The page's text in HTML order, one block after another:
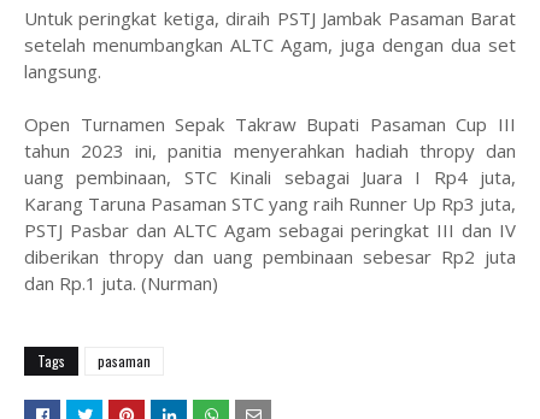
Untuk peringkat ketiga, diraih PSTJ Jambak Pasaman Barat
setelah menumbangkan ALTC Agam, juga dengan dua set
langsung.
Open Turnamen Sepak Takraw Bupati Pasaman Cup III
tahun 2023 ini, panitia menyerahkan hadiah thropy dan
uang pembinaan, STC Kinali sebagai Juara I Rp4 juta,
Karang Taruna Pasaman STC yang raih Runner Up Rp3 juta,
PSTJ Pasbar dan ALTC Agam sebagai peringkat III dan IV
diberikan thropy dan uang pembinaan sebesar Rp2 juta
dan Rp.1 juta. (Nurman)
Tags pasaman